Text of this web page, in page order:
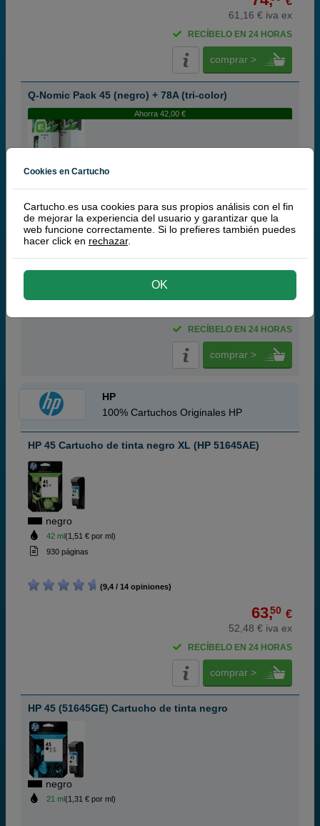
61,16 € iva ex
RECÍBELO EN 24 HORAS
comprar >
Q-Nomic Pack 45 (negro) + 78A (tri-color)
Ahorra 42,00 €
Cartuchos de tinta o toners que contiene el pack:
Pack ahorro
(9 / 50 opiniones)
RECÍBELO EN 24 HORAS
comprar >
HP
100% Cartuchos Originales HP
HP 45 Cartucho de tinta negro XL (HP 51645AE)
negro
42 ml(1,51 € por ml)
930 páginas
(9,4 / 14 opiniones)
63,50 €
52,48 € iva ex
RECÍBELO EN 24 HORAS
comprar >
HP 45 (51645GE) Cartucho de tinta negro
negro
21 ml(1,31 € por ml)
Cookies en Cartucho
Cartucho.es usa cookies para sus propios análisis con el fin
de mejorar la experiencia del usuario y garantizar que la
web funcione correctamente. Si lo prefieres también puedes
hacer click en rechazar.
OK